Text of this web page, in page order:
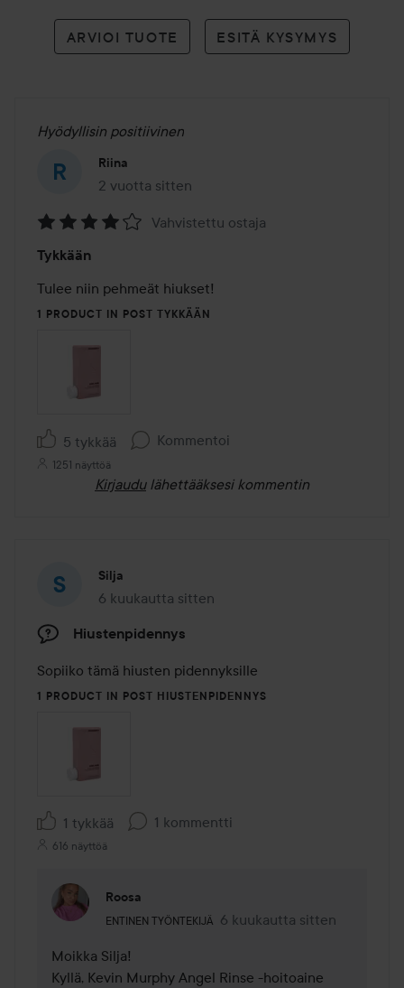
ARVIOI TUOTE ESITÄ KYSYMYS
Hyödyllisin positiivinen
Riina
2 vuotta sitten
Viesti luotiin 2 vuotta sitten
4
/
5
Vahvistettu ostaja
Tykkään
Tulee niin pehmeät hiukset!
1 PRODUCT IN POST TYKKÄÄN
5 tykkää Kommentoi
1251 näyttöä
Kirjaudu lähettääksesi kommentin
Silja
6 kuukautta sitten
Viesti luotiin 6 kuukautta sitten
Hiustenpidennys
Sopiiko tämä hiusten pidennyksille
1 PRODUCT IN POST HIUSTENPIDENNYS
1 tykkää 1 kommentti
616 näyttöä
Roosa
ENTINEN TYÖNTEKIJÄ
Käyttäjän rooli: Entinen työntekijä.
6 kuukautta sitten
Kommentti lisättiin 6
Moikka Silja!
Kyllä, Kevin Murphy Angel Rinse -hoitoaine